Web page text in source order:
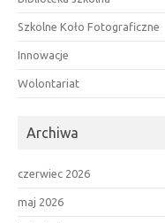
Szkolne Koło Fotograficzne
Innowacje
Wolontariat
Archiwa
czerwiec 2026
maj 2026